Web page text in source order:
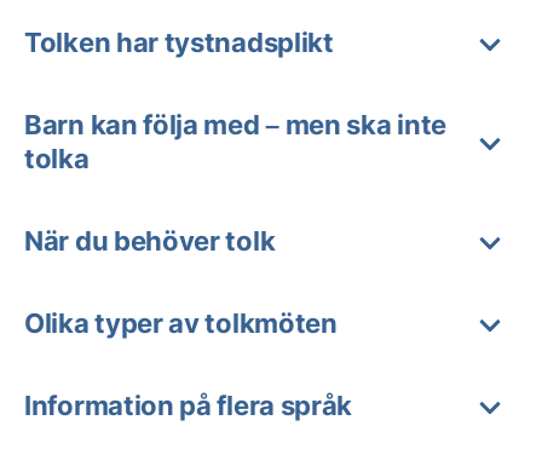
Tolken har tystnadsplikt
Barn kan följa med – men ska inte
tolka
När du behöver tolk
Olika typer av tolkmöten
Information på flera språk